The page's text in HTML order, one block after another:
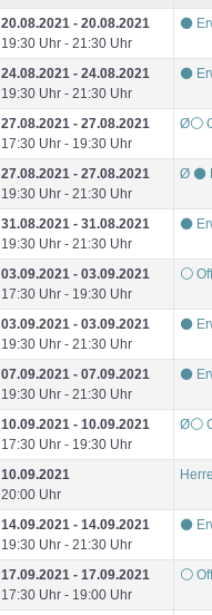
20.08.2021 - 20.08.2021
19:30 Uhr - 21:30 Uhr
⚫
24.08.2021 - 24.08.2021
19:30 Uhr - 21:30 Uhr
⚫
27.08.2021 - 27.08.2021
17:30 Uhr - 19:30 Uhr
Ø⚪
27.08.2021 - 27.08.2021
19:30 Uhr - 21:30 Uhr
Ø ⚫
31.08.2021 - 31.08.2021
19:30 Uhr - 21:30 Uhr
⚫
03.09.2021 - 03.09.2021
17:30 Uhr - 19:30 Uhr
⚪
03.09.2021 - 03.09.2021
19:30 Uhr - 21:30 Uhr
⚫
07.09.2021 - 07.09.2021
19:30 Uhr - 21:30 Uhr
⚫
10.09.2021 - 10.09.2021
17:30 Uhr - 19:30 Uhr
Ø⚪
10.09.2021
20:00 Uhr
14.09.2021 - 14.09.2021
19:30 Uhr - 21:30 Uhr
⚫
17.09.2021 - 17.09.2021
17:30 Uhr - 19:00 Uhr
⚪